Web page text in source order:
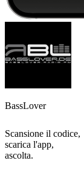
BassLover
Scansione il codice,
scarica l'app,
ascolta.